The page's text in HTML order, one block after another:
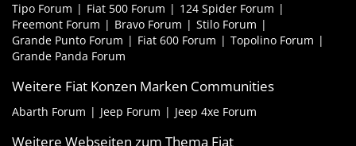
Tipo Forum Fiat 500 Forum
124 Spider Forum
Freemont Forum
Bravo Forum
Stilo Forum
Grande Punto Forum
Fiat 600 Forum
Topolino Forum
Grande Panda Forum
Weitere Fiat Konzen Marken Communities
Abarth Forum Jeep Forum Jeep 4xe Forum
Weitere Webseiten zum Thema Fiat